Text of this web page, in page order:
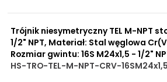
Trójnik niesymetryczny TEL M-NPT
1/2" NPT, Materiał: Stal węglowa
Rozmiar gwintu: 16S M24x1,5 - 1/2"
HS-TRO-TEL-M-NPT-CRV-